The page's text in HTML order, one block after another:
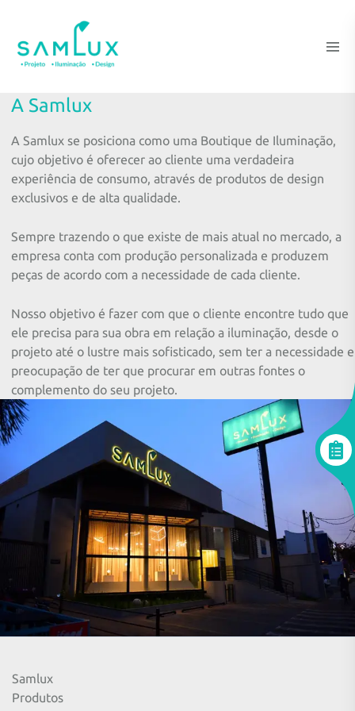
A Samlux
A Samlux se posiciona como uma Boutique de Iluminação,
cujo objetivo é oferecer ao cliente uma verdadeira
experiência de consumo, através de produtos de design
exclusivos e de alta qualidade.
Sempre trazendo o que existe de mais atual no mercado, a
empresa conta com produção personalizada e produzem
peças de acordo com a necessidade de cada cliente.
Nosso objetivo é fazer com que o cliente encontre tudo que
ele precisa para sua obra em relação a iluminação, desde o
projeto até o lustre mais sofisticado, sem ter a necessidade e
preocupação de ter que procurar em outras fontes o
complemento do seu projeto.
Samlux
Produtos